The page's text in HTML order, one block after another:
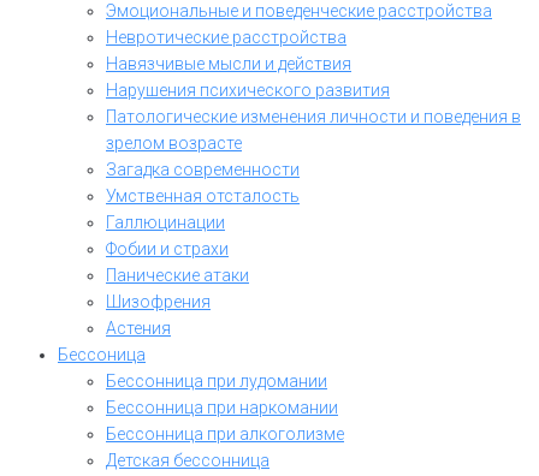
Эмоциональные и поведенческие расстройства
Невротические расстройства
Навязчивые мысли и действия
Нарушения психического развития
Патологические изменения личности и поведения в
зрелом возрасте
Загадка современности
Умственная отсталость
Галлюцинации
Фобии и страхи
Панические атаки
Шизофрения
Астения
Бессоница
Бессонница при лудомании
Бессонница при наркомании
Бессонница при алкоголизме
Детская бессонница